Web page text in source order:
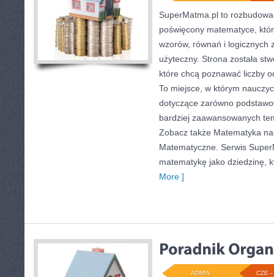
SuperMatma.pl to
poświęcony matematyce,
wzorów, równań i logicznych
użyteczny. Strona została
które chcą poznawać liczby
To miejsce, w którym
dotyczące zarówno
bardziej zaawansowanych
Zobacz także Matematyka
Matematyczne. Serwis
matematykę jako dziedzinę,
More ]
CZE -
ADMIN